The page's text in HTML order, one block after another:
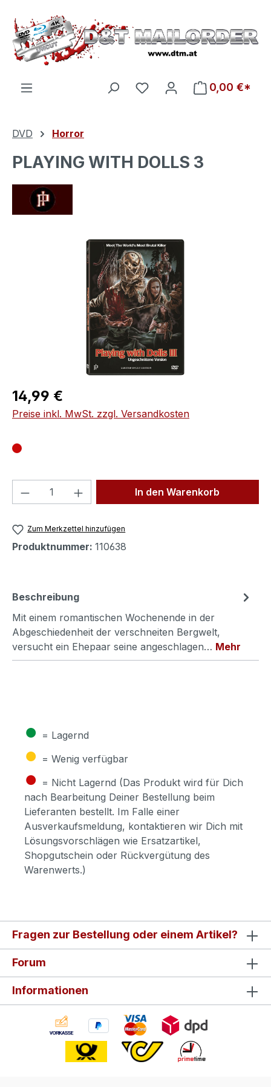
Zum Hauptinhalt springen
Du hast 0 Produkte auf
0,00 €*
DVD Horror
PLAYING WITH DOLLS 3
Bildergalerie überspringen
Regulärer Preis:
14,99 €
Preise inkl. MwSt. zzgl. Versandkosten
Produkt Anzahl: Gib denIn den Warenkorb
Zum Merkzettel hinzufügen
Produktnummer: 110638
Beschreibung
Mit einem romantischen Wochenende in der
Abgeschiedenheit der verschneiten Bergwelt,
versucht ein Ehepaar seine angeschlagen… Mehr
● = Lagernd
● = Wenig verfügbar
● = Nicht Lagernd (Das Produkt wird für Dich
nach Bearbeitung Deiner Bestellung beim
Lieferanten bestellt. Im Falle einer
Ausverkaufsmeldung, kontaktieren wir Dich mit
Lösungsvorschlägen wie Ersatzartikel,
Shopgutschein oder Rückvergütung des
Warenwerts.)
Fragen zur Bestellung oder einem Artikel?
Forum
Informationen